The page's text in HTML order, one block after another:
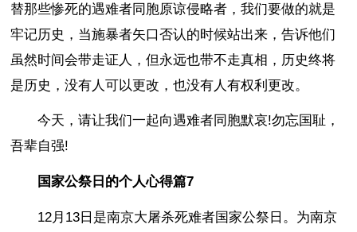
替那些惨死的遇难者同胞原谅侵略者，我们要做的就是
牢记历史，当施暴者矢口否认的时候站出来，告诉他们
虽然时间会带走证人，但永远也带不走真相，历史终将
是历史，没有人可以更改，也没有人有权利更改。
今天，请让我们一起向遇难者同胞默哀!勿忘国耻，
吾辈自强!
国家公祭日的个人心得篇7
12月13日是南京大屠杀死难者国家公祭日。为南京